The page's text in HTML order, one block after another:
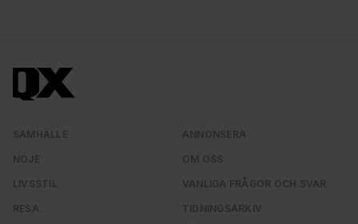
SAMHÄLLE
NÖJE
LIVSSTIL
RESA
ANNONSERA
OM OSS
VANLIGA FRÅGOR OCH SVAR
TIDNINGSARKIV